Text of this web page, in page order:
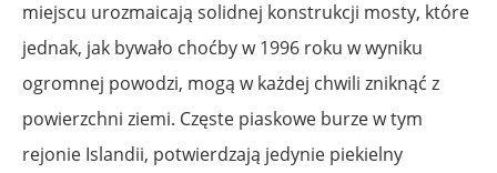
miejscu urozmaicają solidnej konstrukcji mosty, które
jednak, jak bywało choćby w 1996 roku w wyniku
ogromnej powodzi, mogą w każdej chwili zniknąć z
powierzchni ziemi. Częste piaskowe burze w tym
rejonie Islandii, potwierdzają jedynie piekielny